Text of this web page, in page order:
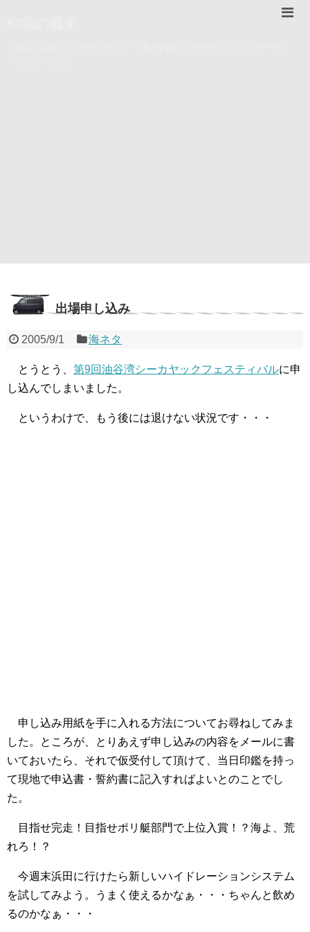
出場申し込み
2005/9/1 海ネタ
とうとう、 第9回油谷湾シーカヤックフェスティバルに申
し込んでしまいました。
というわけで、もう後には退けない状況です・・・
申し込み用紙を手に入れる方法についてお尋ねしてみま
した。ところが、とりあえず申し込みの内容をメールに書
いておいたら、それで仮受付して頂けて、当日印鑑を持っ
て現地で申込書・誓約書に記入すればよいとのことでし
た。
目指せ完走！目指せポリ艇部門で上位入賞！？海よ、荒
れろ！？
今週末浜田に行けたら新しいハイドレーションシステム
を試してみよう。うまく使えるかなぁ・・・ちゃんと飲め
るのかなぁ・・・